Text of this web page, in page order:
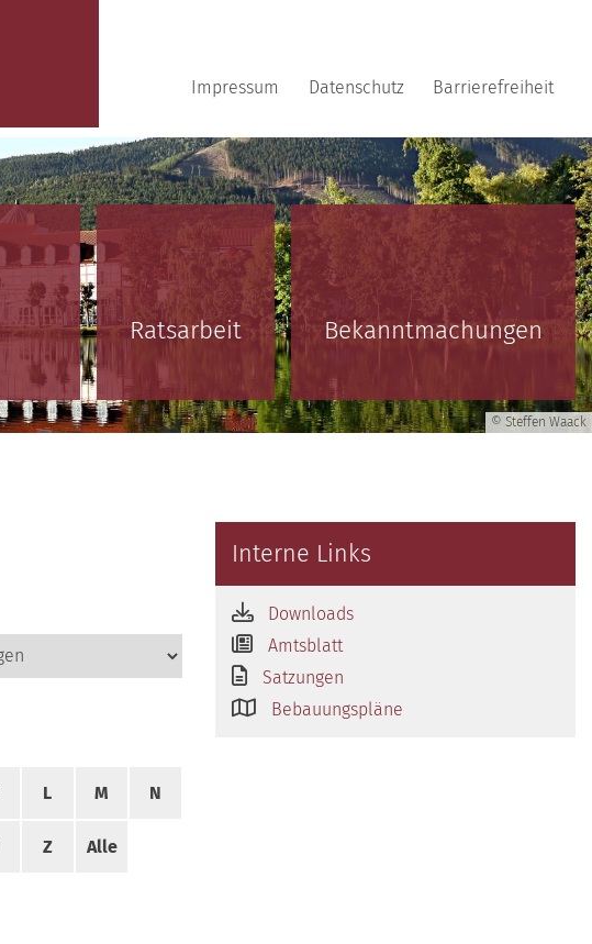
Impressum Datenschutz Barrierefreiheit
Ratsarbeit Bekanntmachungen
© Steffen Waack
L M N
Z Alle
Interne Links
Downloads
Amtsblatt
Satzungen
Bebauungspläne